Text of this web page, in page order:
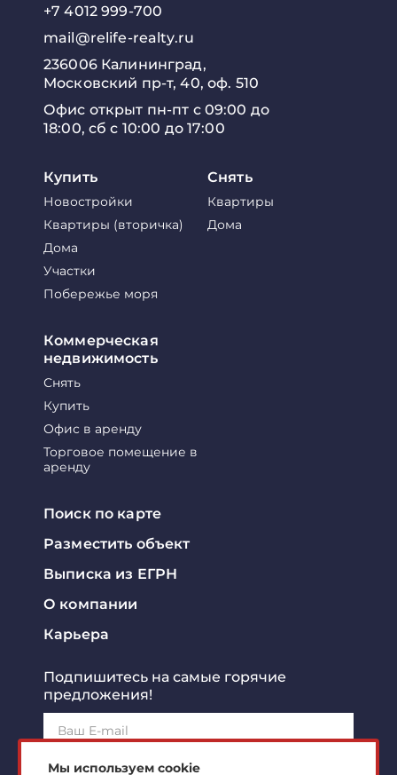
+7 4012 999-700
mail@relife-realty.ru
236006 Калининград,
Московский пр-т, 40, оф. 510
Офис открыт пн-пт с 09:00 до
18:00, сб с 10:00 до 17:00
Купить
Новостройки
Квартиры (вторичка)
Дома
Участки
Побережье моря
Снять
Квартиры
Дома
Коммерческая
недвижимость
Снять
Купить
Офис в аренду
Торговое помещение в
аренду
Поиск по карте
Разместить объект
Выписка из ЕГРН
О компании
Карьера
Подпишитесь на самые горячие
предложения!
Подписаться!
Мы используем cookie